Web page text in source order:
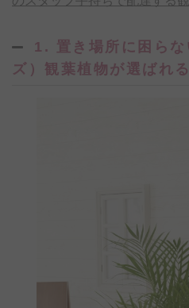
1. 置き場所に困ら
ズ）観葉植物が選ばれ